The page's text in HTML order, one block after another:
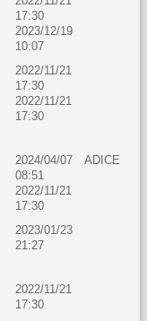
17:30
2023/12/19
10:07
2022/11/21
17:30
2022/11/21
17:30
2024/04/07
08:51
ADICE
2022/11/21
17:30
2023/01/23
21:27
2022/11/21
17:30